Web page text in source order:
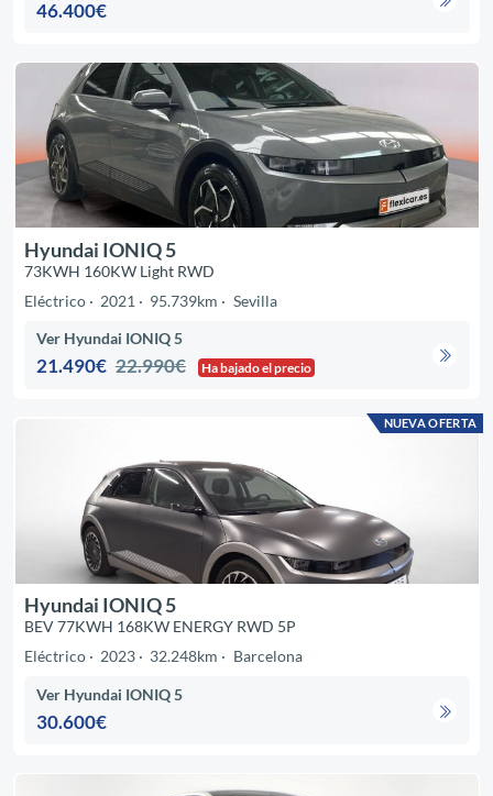
46.400€
Hyundai IONIQ 5
73KWH 160KW Light RWD
Eléctrico
2021 95.739km Sevilla
Ver Hyundai IONIQ 5
21.490€ 22.990€ Ha bajado el precio
NUEVA OFERTA
Hyundai IONIQ 5
BEV 77KWH 168KW ENERGY RWD 5P
Eléctrico
2023 32.248km Barcelona
Ver Hyundai IONIQ 5
30.600€